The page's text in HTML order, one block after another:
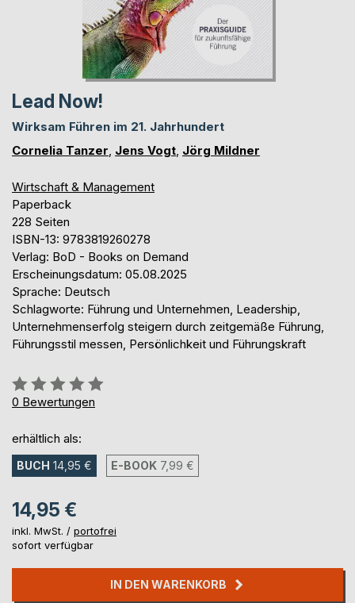
Lead Now!
Wirksam Führen im 21. Jahrhundert
Cornelia Tanzer Jens Vogt Jörg Mildner
Wirtschaft & Management
Paperback
228 Seiten
ISBN-13: 9783819260278
Verlag: BoD - Books on Demand
Erscheinungsdatum: 05.08.2025
Sprache: Deutsch
Schlagworte: Führung und Unternehmen, Leadership,
Unternehmenserfolg steigern durch zeitgemäße Führung,
Führungsstil messen, Persönlichkeit und Führungskraft
Bewertung::
0%
0 Bewertungen
erhältlich als:
BUCH 14,95 € E-BOOK 7,99 €
14,95 €
inkl. MwSt. / portofrei
sofort verfügbar
IN DEN WARENKORB